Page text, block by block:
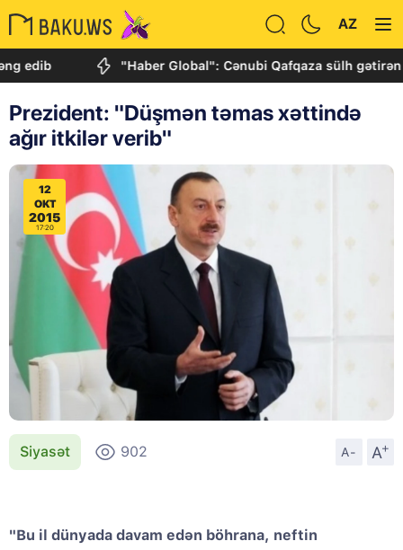
AZ
"Haber Global": Cənubi Qafqaza sülh gətirən tarixi
Prezident: "Düşmən təmas xəttində
ağır itkilər verib"
12
OKT
2015
17:20
Siyasət 902 A- A
+
"Bu il dünyada davam edən böhrana, neftin